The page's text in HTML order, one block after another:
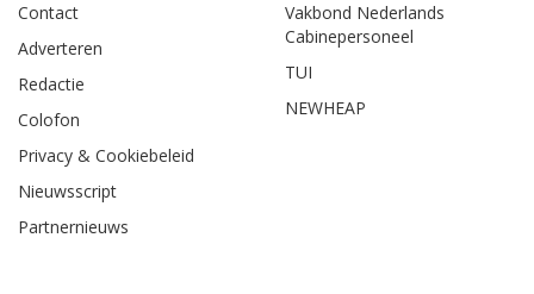
Contact
Adverteren
Redactie
Colofon
Privacy & Cookiebeleid
Nieuwsscript
Partnernieuws
Vakbond Nederlands
Cabinepersoneel
TUI
NEWHEAP